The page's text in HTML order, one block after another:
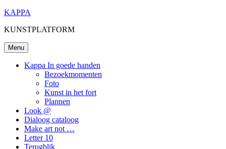
Ga
de
KAPPA
KUNSTPLATFORM
Menu
Kappa In goede handen
Bezoekmomenten
Foto
Kunst in het fort
Plannen
Look @
Dialoog cataloog
Make art not …
Letter 10
Terugblik